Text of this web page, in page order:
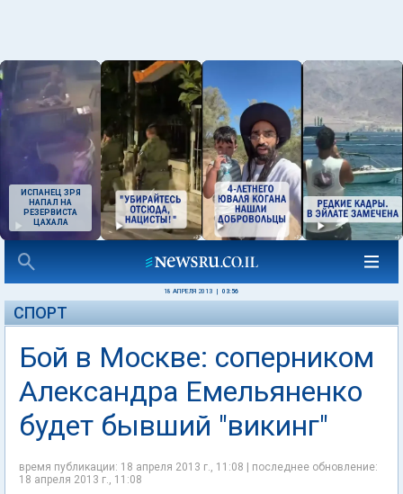
ИСПАНЕЦ ЗРЯ
НАПАЛ НА
РЕЗЕРВИСТА
ЦАХАЛА
18 АПРЕЛЯ 2013 03:56
СПОРТ
Бой в Москве: соперником
Александра Емельяненко
будет бывший "викинг"
время публикации: 18 апреля 2013 г., 11:08 | последнее обновление:
18 апреля 2013 г., 11:08